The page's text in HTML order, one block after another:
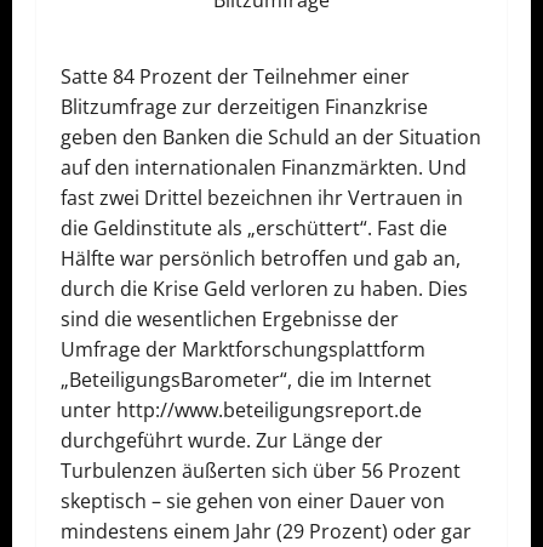
Satte 84 Prozent der Teilnehmer einer
Blitzumfrage zur derzeitigen Finanzkrise
geben den Banken die Schuld an der Situation
auf den internationalen Finanzmärkten. Und
fast zwei Drittel bezeichnen ihr Vertrauen in
die Geldinstitute als „erschüttert“. Fast die
Hälfte war persönlich betroffen und gab an,
durch die Krise Geld verloren zu haben. Dies
sind die wesentlichen Ergebnisse der
Umfrage der Marktforschungsplattform
„BeteiligungsBarometer“, die im Internet
unter http://www.beteiligungsreport.de
durchgeführt wurde. Zur Länge der
Turbulenzen äußerten sich über 56 Prozent
skeptisch – sie gehen von einer Dauer von
mindestens einem Jahr (29 Prozent) oder gar